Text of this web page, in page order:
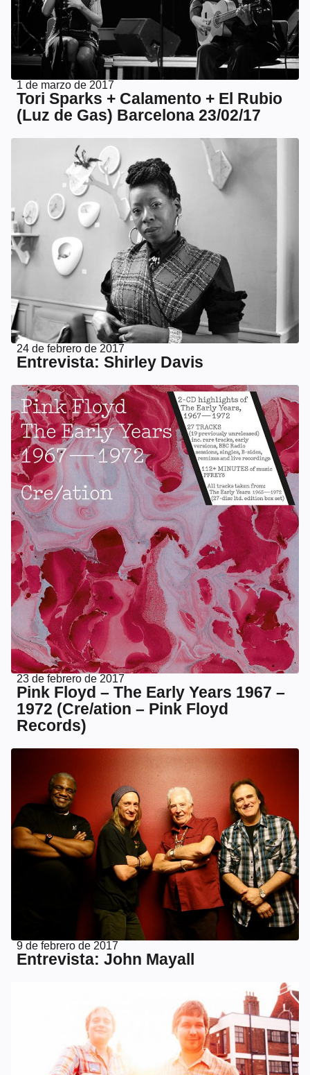
1 de marzo de 2017
Tori Sparks + Calamento + El Rubio
(Luz de Gas) Barcelona 23/02/17
24 de febrero de 2017
Entrevista: Shirley Davis
23 de febrero de 2017
Pink Floyd – The Early Years 1967 –
1972 (Cre/ation – Pink Floyd
Records)
9 de febrero de 2017
Entrevista: John Mayall